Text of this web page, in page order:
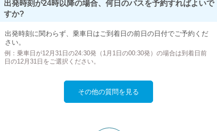
出発時刻が24時以降の場合、何日のバスを予約すればよいで
すか?
出発時刻に関わらず、乗車日はご到着日の前日の日付でご予約くだ
さい。
例：乗車日が12月31日の24:30発（1月1日の00:30発）の場合は到着日前
日の12月31日をご選択ください。
その他の質問を見る